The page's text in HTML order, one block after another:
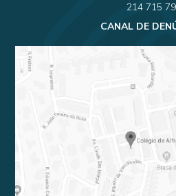
214 715
CANAL DE